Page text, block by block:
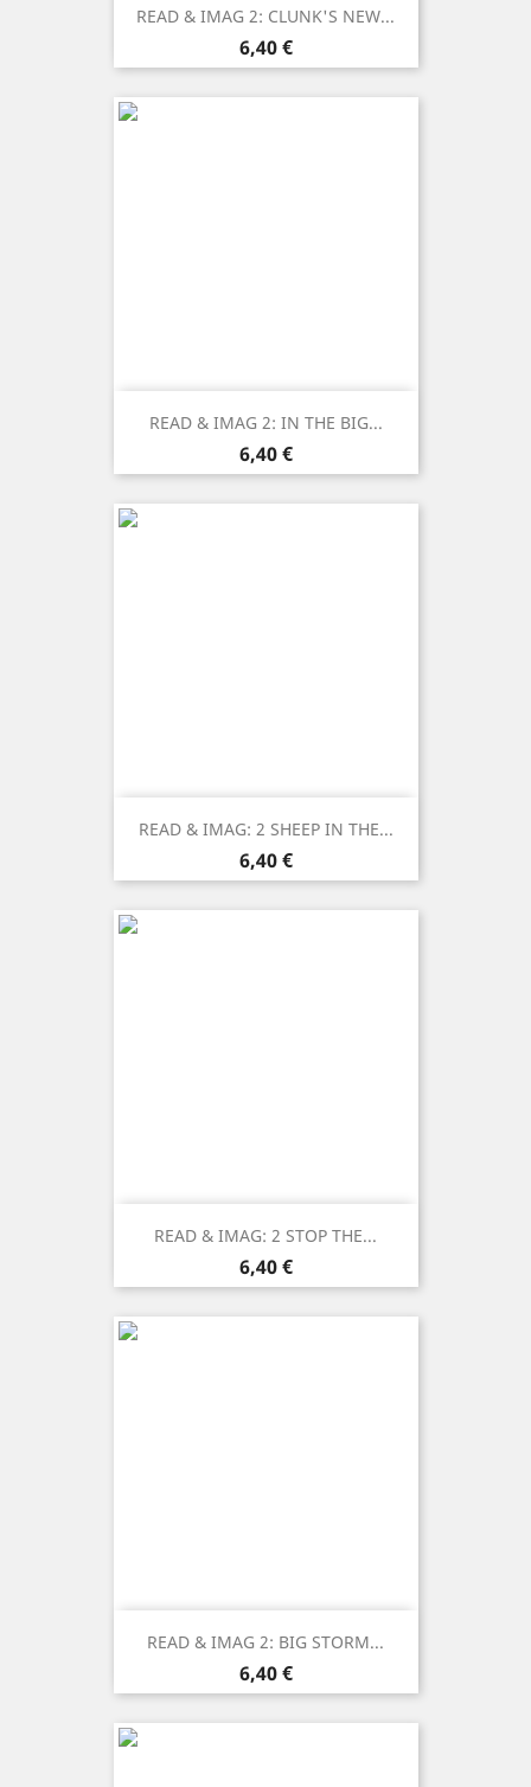
READ & IMAG 2: CLUNK'S NEW...
Prezzo
6,40 €
READ & IMAG 2: IN THE BIG...
Prezzo
6,40 €
READ & IMAG: 2 SHEEP IN THE...
Prezzo
6,40 €
READ & IMAG: 2 STOP THE...
Prezzo
6,40 €
READ & IMAG 2: BIG STORM...
Prezzo
6,40 €